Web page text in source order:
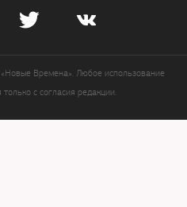
Времена». Любое использование
с согласия редакции.